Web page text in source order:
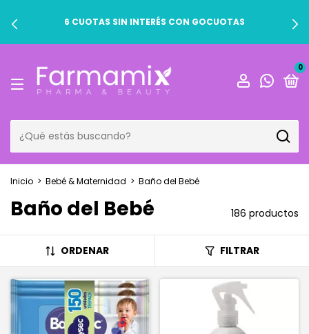
6 CUOTAS SIN INTERÉS CON GOCUOTAS
0
Inicio > Bebé & Maternidad > Baño del Bebé
Baño del Bebé 186 productos
ORDENAR FILTRAR